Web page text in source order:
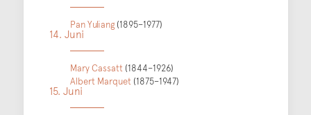
Pan Yuliang (1895–1977)
14. Juni
Mary Cassatt (1844–1926)
Albert Marquet (1875–1947)
15. Juni